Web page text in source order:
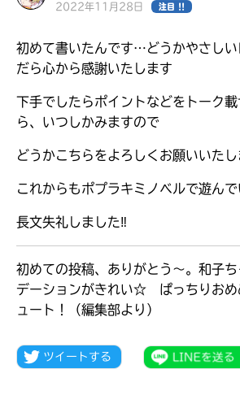
み
2022年11月28日 注目 !!
初めて書いたんです…どうかやさし
だら心から感謝いたします
下手でしたらポイントなどをトーク
ら、いつしかみますので
どうかこちらをよろしくお願いいたし
これからもポプラキミノベルで遊んで
長文失礼しました‼
初めての投稿、ありがとう～。和子
デーションがきれい☆ ぱっちりおめ
ュート！（編集部より）